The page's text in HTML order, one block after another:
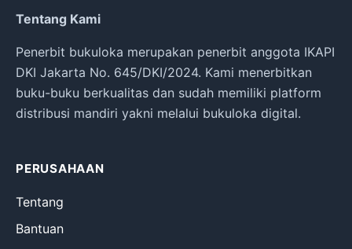
Tentang Kami
Penerbit bukuloka merupakan penerbit anggota IKAPI
DKI Jakarta No. 645/DKI/2024. Kami menerbitkan
buku-buku berkualitas dan sudah memiliki platform
distribusi mandiri yakni melalui bukuloka digital.
PERUSAHAAN
Tentang
Bantuan